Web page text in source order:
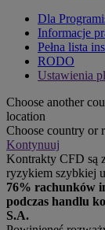
Dla
Informacje
Pełna lista
RODO
Ustawienia
Choose another
location
Choose country or
Kontynuuj
Kontrakty CFD są
ryzykiem szybkiej
76% rachunków
podczas handlu
S.A.